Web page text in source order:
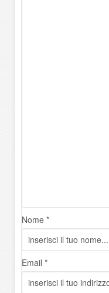
Nome *
Email *